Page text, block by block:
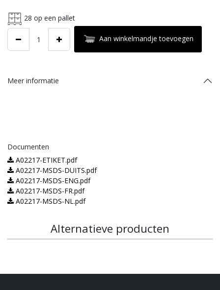
28 op een pallet
Aan winkelmandje toevoegen
Meer informatie
Documenten
A02217-ETIKET.pdf
A02217-MSDS-DUITS.pdf
A02217-MSDS-ENG.pdf
A02217-MSDS-FR.pdf
A02217-MSDS-NL.pdf
Alternatieve producten